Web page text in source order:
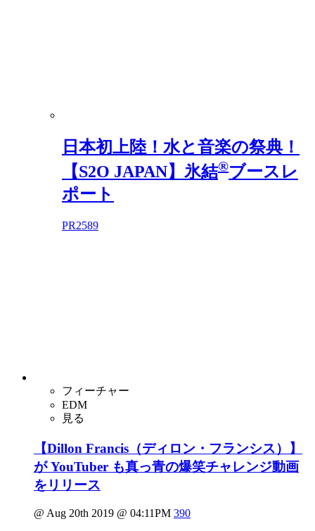
日本初上陸！水と音楽の祭典！
【S2O JAPAN】氷結®ブースレ
ポート
PR2589
フィーチャー
EDM
見る
【Dillon Francis（ディロン・フランシス）】
が YouTuber も真っ青の爆笑チャレンジ動画
をリリース
@ Aug 20th 2019 @ 04:11PM 390